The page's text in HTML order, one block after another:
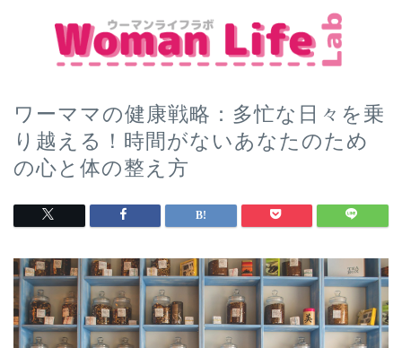
ワーママの健康戦略：多忙な日々を乗
り越える！時間がないあなたのため
の心と体の整え方